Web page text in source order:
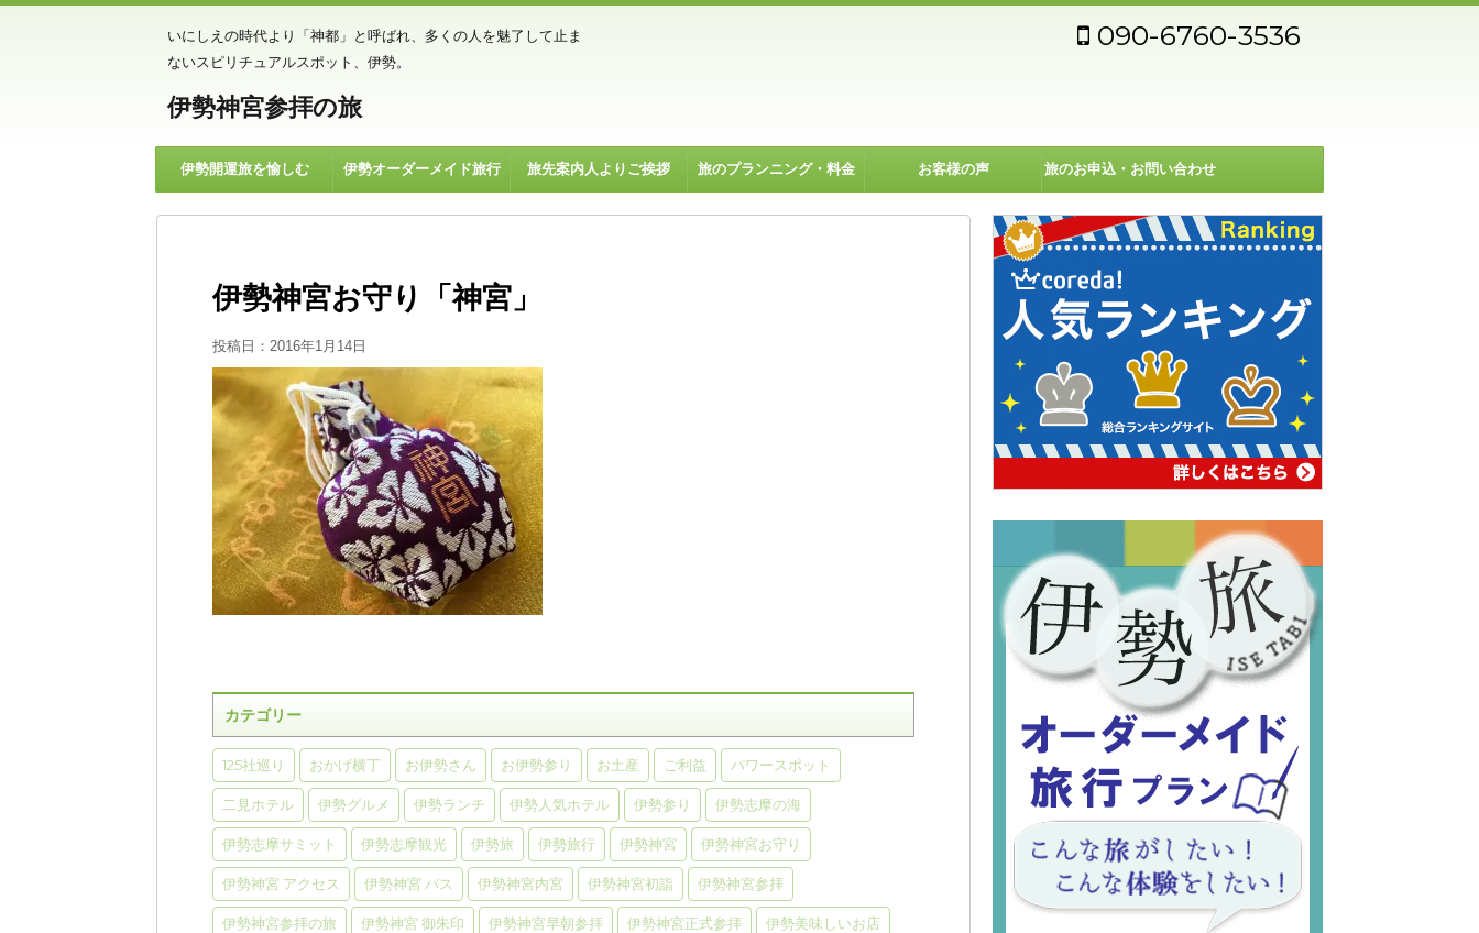
いにしえの時代より「神都」と呼ばれ、多くの人を魅了して止ま
ないスピリチュアルスポット、伊勢。
伊勢神宮参拝の旅
090-6760-3536
伊勢開運旅を愉しむ 伊勢オーダーメイド旅行 旅先案内人よりご挨拶 旅のプランニング・料金 お客様の声 旅のお申込・お問い合わせ
伊勢神宮お守り「神宮」
投稿日： 2016年1月14日
カテゴリー
125社巡り おかげ横丁 お伊勢さん お伊勢参り お土産 ご利益 パワースポット
二見ホテル 伊勢グルメ 伊勢ランチ 伊勢人気ホテル 伊勢参り 伊勢志摩の海
伊勢志摩サミット 伊勢志摩観光 伊勢旅 伊勢旅行 伊勢神宮 伊勢神宮お守り
伊勢神宮 アクセス 伊勢神宮 バス 伊勢神宮内宮 伊勢神宮初詣 伊勢神宮参拝
伊勢神宮参拝の旅 伊勢神宮 御朱印 伊勢神宮早朝参拝 伊勢神宮正式参拝 伊勢美味しいお店